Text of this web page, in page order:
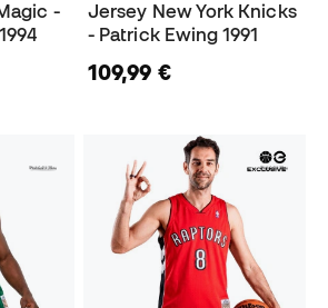
-
Jersey New York Knicks
- Patrick Ewing 1991
109,99 €